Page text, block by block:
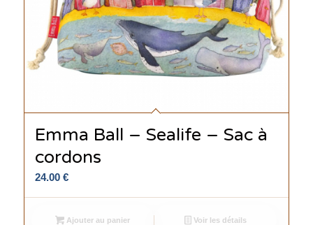
Emma Ball – Sealife – Sac à
cordons
24.00 €
Ajouter au panier Voir les détails